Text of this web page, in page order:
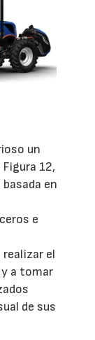
un
12,
en
e
el
a tomar
de sus